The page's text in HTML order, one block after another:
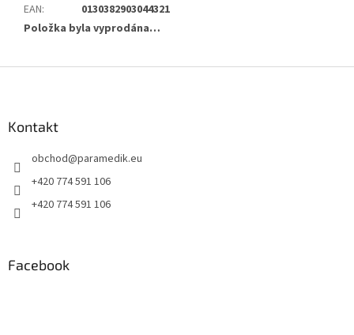
EAN:
0130382903044321
Položka byla vyprodána…
Kontakt
obchod@paramedik.eu
+420 774 591 106
+420 774 591 106
Facebook